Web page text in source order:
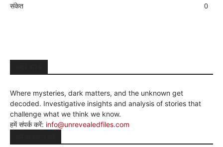
संकेत
0
Where mysteries, dark matters, and the unknown get
decoded. Investigative insights and analysis of stories that
challenge what we think we know.
हमें संपर्क करें: info@unrevealedfiles.com